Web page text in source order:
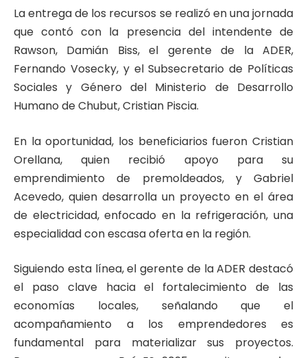
La entrega de los recursos se realizó en una jornada
que contó con la presencia del intendente de
Rawson, Damián Biss, el gerente de la ADER,
Fernando Vosecky, y el Subsecretario de Políticas
Sociales y Género del Ministerio de Desarrollo
Humano de Chubut, Cristian Piscia.
En la oportunidad, los beneficiarios fueron Cristian
Orellana, quien recibió apoyo para su
emprendimiento de premoldeados, y Gabriel
Acevedo, quien desarrolla un proyecto en el área
de electricidad, enfocado en la refrigeración, una
especialidad con escasa oferta en la región.
Siguiendo esta línea, el gerente de la ADER destacó
el paso clave hacia el fortalecimiento de las
economías locales, señalando que el
acompañamiento a los emprendedores es
fundamental para materializar sus proyectos.